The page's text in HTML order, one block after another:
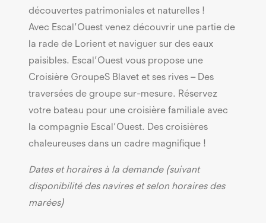
découvertes patrimoniales et naturelles !
Avec Escal’Ouest venez découvrir une partie de
la rade de Lorient et naviguer sur des eaux
paisibles. Escal’Ouest vous propose une
Croisière GroupeS Blavet et ses rives – Des
traversées de groupe sur-mesure. Réservez
votre bateau pour une croisière familiale avec
la compagnie Escal’Ouest. Des croisières
chaleureuses dans un cadre magnifique !
Dates et horaires à la demande (suivant
disponibilité des navires et selon horaires des
marées)